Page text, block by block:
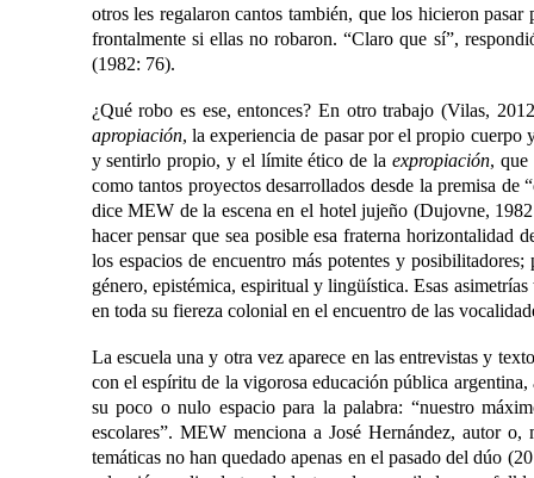
otros les regalaron cantos también, que los hicieron
frontalmente si ellas no robaron. “Claro que sí”,
(1982: 76).
¿Qué robo es ese, entonces? En otro trabajo (Vilas,
apropiación, la experiencia de pasar por el propio
y sentirlo propio, y el límite ético de la expropiación, que
como tantos proyectos desarrollados desde la premisa
dice MEW de la escena en el hotel jujeño (Dujovne,
hacer pensar que sea posible esa fraterna horizontalidad
los espacios de encuentro más potentes y
género, epistémica, espiritual y lingüística. Esas
en toda su fiereza colonial en el encuentro de las
La escuela una y otra vez aparece en las entrevistas y
con el espíritu de la vigorosa educación pública
su poco o nulo espacio para la palabra: “nuestro
escolares”. MEW menciona a José Hernández, autor
temáticas no han quedado apenas en el pasado del dúo